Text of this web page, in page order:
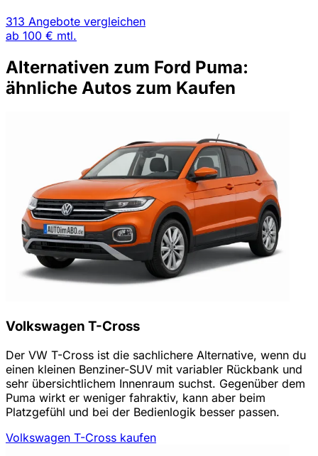
313 Angebote vergleichen
ab 100 € mtl.
Alternativen zum Ford Puma:
ähnliche Autos zum Kaufen
Volkswagen T-Cross
Der VW T-Cross ist die sachlichere Alternative, wenn du
einen kleinen Benziner-SUV mit variabler Rückbank und
sehr übersichtlichem Innenraum suchst. Gegenüber dem
Puma wirkt er weniger fahraktiv, kann aber beim
Platzgefühl und bei der Bedienlogik besser passen.
Volkswagen T-Cross kaufen